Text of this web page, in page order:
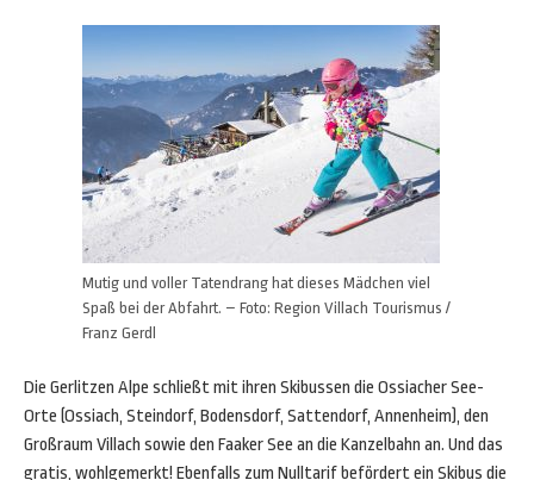
Mutig und voller Tatendrang hat dieses Mädchen viel
Spaß bei der Abfahrt. – Foto: Region Villach Tourismus /
Franz Gerdl
Die Gerlitzen Alpe schließt mit ihren Skibussen die Ossiacher See-
Orte (Ossiach, Steindorf, Bodensdorf, Sattendorf, Annenheim), den
Großraum Villach sowie den Faaker See an die Kanzelbahn an. Und das
gratis, wohlgemerkt! Ebenfalls zum Nulltarif befördert ein Skibus die